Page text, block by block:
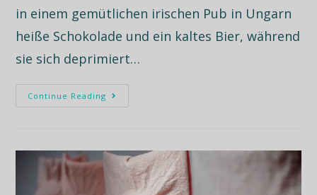
in einem gemütlichen irischen Pub in Ungarn
heiße Schokolade und ein kaltes Bier, während
sie sich deprimiert…
Continue Reading